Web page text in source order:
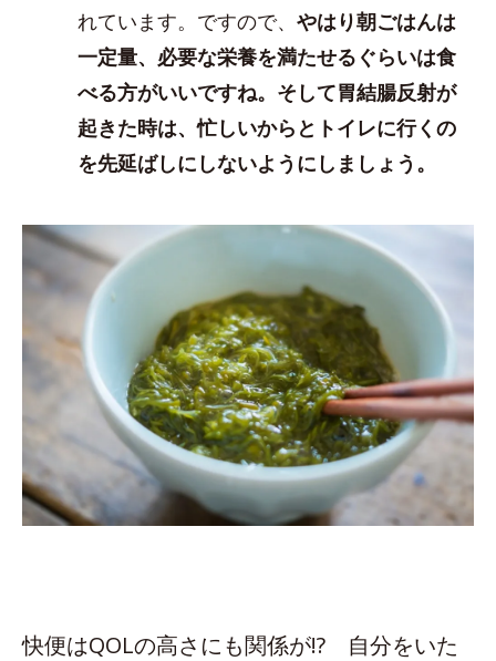
れています。ですので、 やはり朝ごはんは
一定量、必要な栄養を満たせるぐらいは食
べる方がいいですね。そして胃結腸反射が
起きた時は、忙しいからとトイレに行くの
を先延ばしにしないようにしましょう。
快便はQOLの高さにも関係が!? 自分をいた